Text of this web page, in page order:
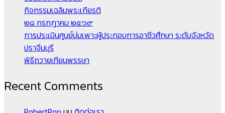
กิจกรรมเฉลิมพระเกียรติ
๒๘ กรกฎาคม ๒๕๖๙
การประเมินศูนย์บ่มเพาะผู้ประกอบการอาชีวศึกษา ระดับจังหวัด
ปราจีนบุรี
พิธีถวายเทียนพรรษา
Recent Comments